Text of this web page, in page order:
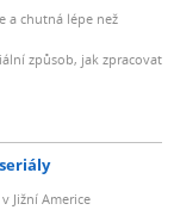
a chutná lépe než
způsob, jak zpracovat
Jižní Americe